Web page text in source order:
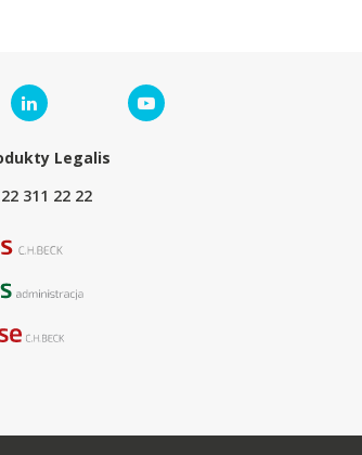
Legalis
22 311 22 22